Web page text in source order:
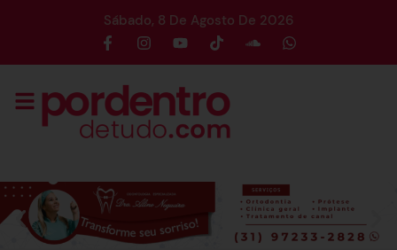
Sábado, 8 De Agosto De 2026